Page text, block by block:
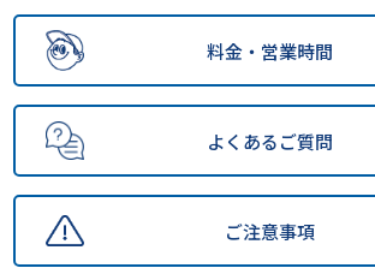
料金・営業時間
よくあるご質問
ご注意事項